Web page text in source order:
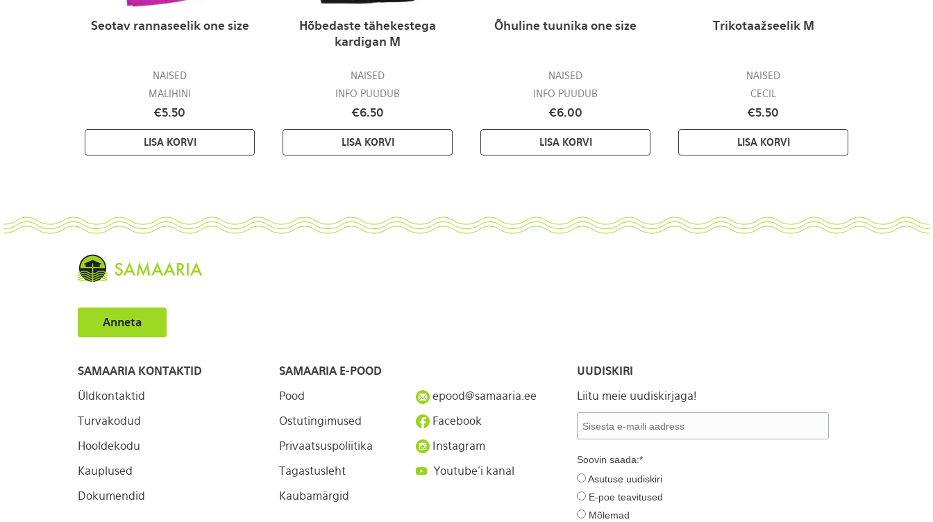
Seotav rannaseelik one size
NAISED
MALIHINI
€5.50
LISA KORVI
Hõbedaste tähekestega
kardigan M
NAISED
INFO PUUDUB
€6.50
LISA KORVI
Õhuline tuunika one size
NAISED
INFO PUUDUB
€6.00
LISA KORVI
Trikotaažseelik M
NAISED
CECIL
€5.50
LISA KORVI
Anneta
SAMAARIA KONTAKTID
Üldkontaktid
Turvakodud
Hooldekodu
Kauplused
Dokumendid
SAMAARIA E-POOD
Pood
Ostutingimused
Privaatsuspoliitika
Tagastusleht
Kaubamärgid
epood@samaaria.ee
Facebook
Instagram
Youtube'i kanal
UUDISKIRI
Liitu meie uudiskirjaga!
Soovin saada:*
Asutuse uudiskiri
E-poe teavitused
Mõlemad